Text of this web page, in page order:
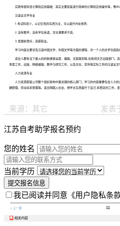
实践考核科目计算机应用基础：其实主要就是进行简单的计算机应用操作等，像
汉语言文学专业
1.考试科目少，以记忆性的东西为主，可以提升内在修养;
2.没有数学，没有学位英语，文化课要求不高;
3.发展前景好，高薪职业。
学习内容主要涉及汉语中国文学，外国文学等方面的课程，对一个人的文学功底和
适合人群有当下最火的的新媒体运营、编辑、文案策划等;在新闻文艺出版部门、
育类工作、出版、网络编辑、教学与研究工作、以及文化、宣传等实际工作的汉语言文
人力资源专业
人力资源部是公司整个组织架构中最关键的核心部门，学习的内容重要包含人力的
酬管理，劳动关系管理等。适合刚踏入社会，想学点东西提升下自己;有稳定的工作，
来源：其它 发表
江苏自考助学报名预约
您的姓名
当前学历
提交报名信息
我已阅读并同意 《用户隐私条
< 上一章 
 相关内容